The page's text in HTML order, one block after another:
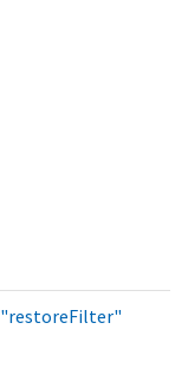
"restoreFilter"